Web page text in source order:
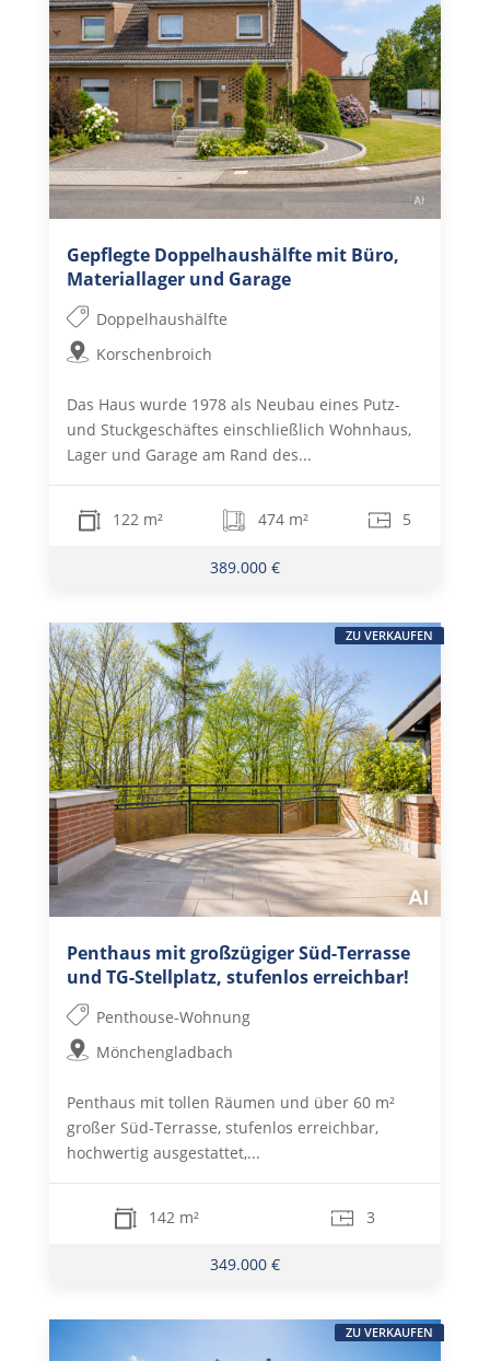
Gepflegte Doppelhaushälfte mit Büro,
Materiallager und Garage
Doppelhaushälfte
Korschenbroich
Das Haus wurde 1978 als Neubau eines Putz-
und Stuckgeschäftes einschließlich Wohnhaus,
Lager und Garage am Rand des...
122 m² 474 m² 5
389.000 €
Penthaus mit großzügiger Süd-Terrasse
und TG-Stellplatz, stufenlos erreichbar!
Penthouse-Wohnung
Mönchengladbach
Penthaus mit tollen Räumen und über 60 m²
großer Süd-Terrasse, stufenlos erreichbar,
hochwertig ausgestattet,...
142 m² 3
349.000 €
ZU VERKAUFEN
ZU VERKAUFEN